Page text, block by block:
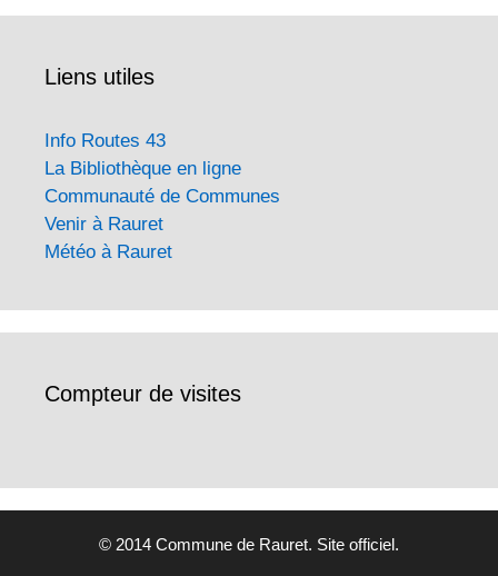
Liens utiles
Info Routes 43
La Bibliothèque en ligne
Communauté de Communes
Venir à Rauret
Météo à Rauret
Compteur de visites
© 2014 Commune de Rauret. Site officiel.